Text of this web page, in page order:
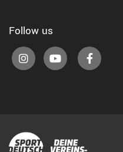
Follow us